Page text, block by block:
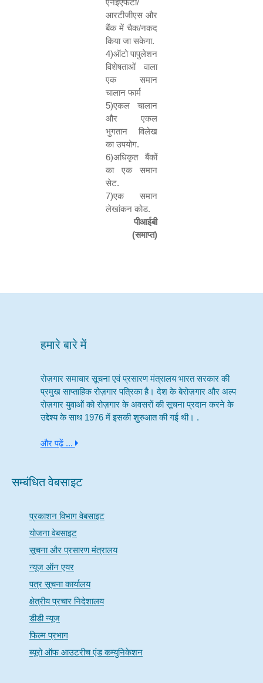
एनईएफटी/
आरटीजीएस और
बैंक में चैक/नकद
किया जा सकेगा.
4)ऑटो पापुलेशन
विशेषताओं वाला
एक समान
चालान फार्म
5)एकल चालान
और एकल
भुगतान विलेख
का उपयोग.
6)अधिकृत बैंकों
का एक समान
सेट.
7)एक समान
लेखांकन कोड.
पीआईबी
(समाप्त)
हमारे बारे में
रोज़गार समाचार सूचना एवं प्रसारण मंत्रालय भारत सरकार की
प्रमुख साप्ताहिक रोज़गार पत्रिका है। देश के बेरोज़गार और अल्प
रोज़गार युवाओं को रोज़गार के अवसरों की सूचना प्रदान करने के
उद्देश्य के साथ 1976 में इसकी शुरुआत की गई थी। .
और पढ़ें ...
सम्बंधित वेबसाइट
प्रकाशन विभाग वेबसाइट
योजना वेबसाइट
सूचना और प्रसारण मंत्रालय
न्यूज ऑन एयर
पत्र सूचना कार्यालय
क्षेत्रीय प्रचार निदेशालय
डीडी न्यूज
फिल्म प्रभाग
ब्यूरो ऑफ आउटरीच एंड कम्युनिकेशन